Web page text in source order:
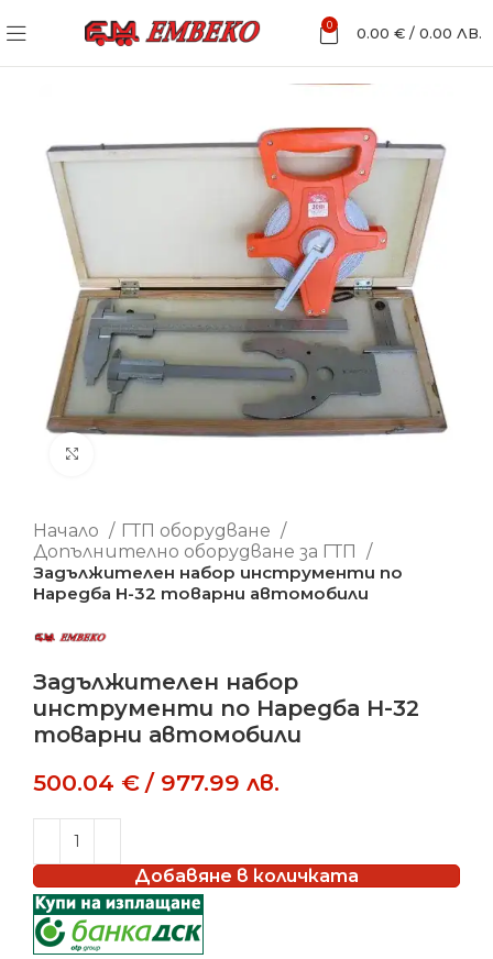
0 0.00 € / 0.00 ЛВ.
Начало
ГТП оборудване
Допълнително оборудване за ГТП
Задължителен набор инструменти по
Наредба Н-32 товарни автомобили
Задължителен набор
инструменти по Наредба Н-32
товарни автомобили
500.04 € / 977.99 лв.
Добавяне в количката